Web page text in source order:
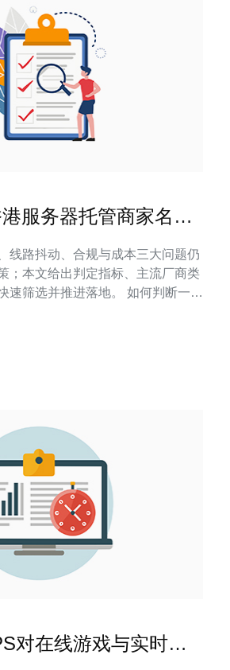
服务器托管商家名单
线路抖动、合规与成本三大问题仍
；本文给出判定指标、主流厂商类
推进落地。 如何判断一家
线、机房等级与本地带宽成本，
对在线游戏与实时音